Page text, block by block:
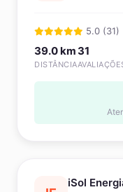
5.0 (31)
39.0 km
DISTÂNCIA
31
iSol